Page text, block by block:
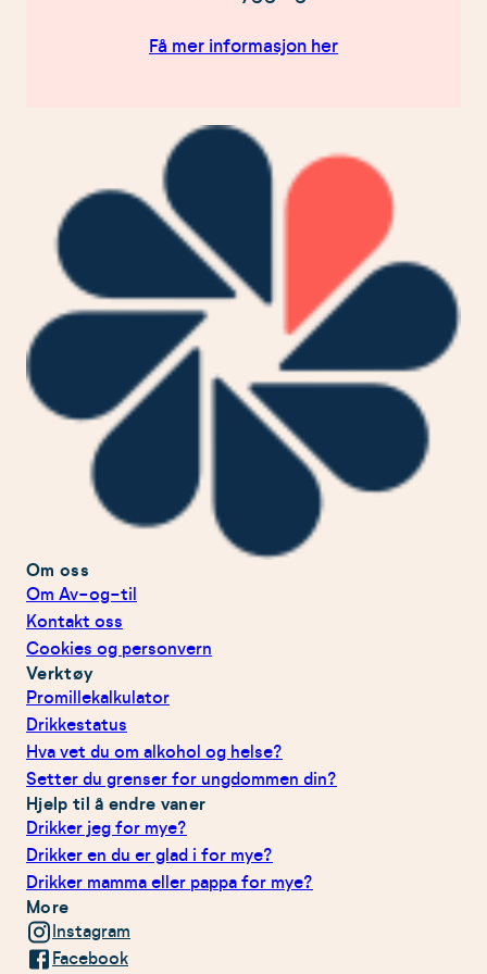
gjennom kampanjeaktiviteter. I tillegg er den et viktig
skal legges og den kan utgjøre en del av kriteriene når
kommunale skjenkebevillinger skal gis eller avslås.
Av-og-tils kommunesamarbeid kan styrke og gi
legitimitet til to av de mest sentrale alkoholpolitiske
virkemidlene, nemlig de regulative virkemidlene høye
priser/avgifter på alkohol og begrenset tilgjengelighet.
Få mer informasjon her
Om oss
Om Av-og-til
Kontakt oss
Cookies og personvern
Verktøy
Promillekalkulator
Drikkestatus
Hva vet du om alkohol og helse?
Setter du grenser for ungdommen din?
Hjelp til å endre vaner
Drikker jeg for mye?
Drikker en du er glad i for mye?
Drikker mamma eller pappa for mye?
More
Instagram
Facebook